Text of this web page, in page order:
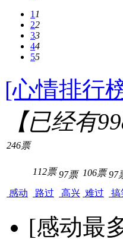
1 1
22
33
44
55
[心情排行
【已经有
246票
感动
112票
路过
97票
高兴
106票
难过
97
搞
[感动最